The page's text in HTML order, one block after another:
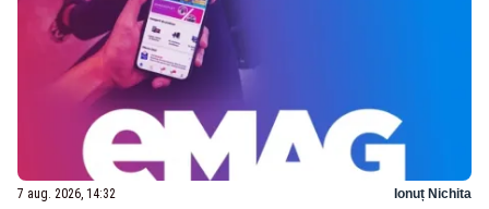
7 aug. 2026, 14:32 Ionuț Nichita